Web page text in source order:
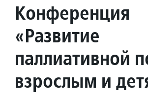
Конференция
«Развитие
паллиативной
взрослым и